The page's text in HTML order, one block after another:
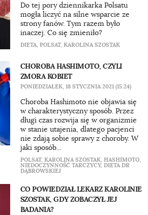
Do tej pory dziennikarka Polsatu
mogła liczyć na silne wsparcie ze
strony fanów. Tym razem było
inaczej. Co się zmieniło?
DIETA, POLSAT, KAROLINA SZOSTAK
CHOROBA HASHIMOTO, CZYLI
ZMORA KOBIET
PONIEDZIAŁEK, 18 STYCZNIA 2021 (15:24)
Choroba Hashimoto nie objawia się
w charakterystyczny sposób. Przez
długi czas rozwija się w organizmie
w stanie utajenia, dlatego pacjenci
nie zdają sobie sprawy z choroby. W
jaki sposób...
POLSAT, KAROLINA SZOSTAK, HASHIMOTO,
NIEDOCZYNNOŚĆ TARCZYCY, DIETA DR
DĄBROWSKIEJ
CO POWIEDZIAŁ LEKARZ KAROLINIE
SZOSTAK, GDY ZOBACZYŁ JEJ
BADANIA?